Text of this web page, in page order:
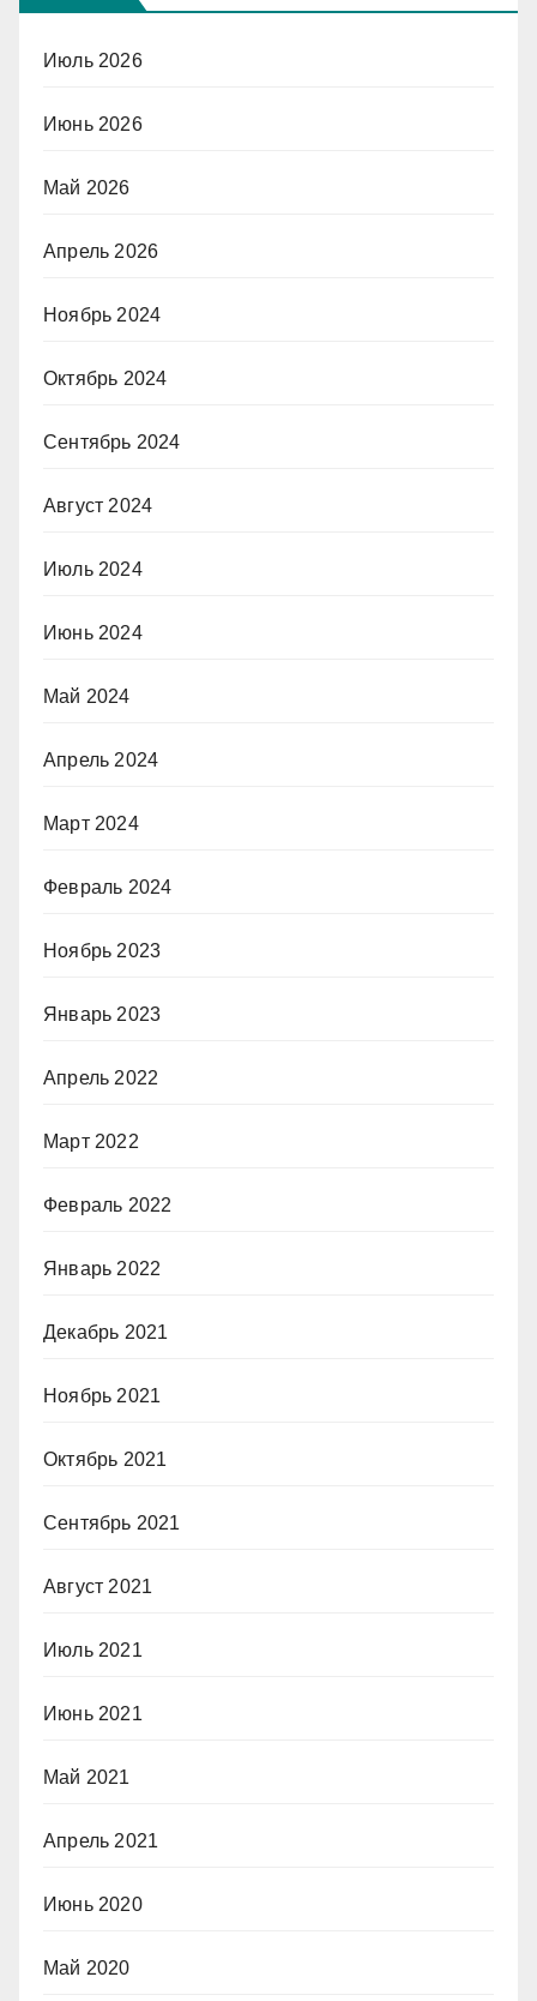
Июль 2026
Июнь 2026
Май 2026
Апрель 2026
Ноябрь 2024
Октябрь 2024
Сентябрь 2024
Август 2024
Июль 2024
Июнь 2024
Май 2024
Апрель 2024
Март 2024
Февраль 2024
Ноябрь 2023
Январь 2023
Апрель 2022
Март 2022
Февраль 2022
Январь 2022
Декабрь 2021
Ноябрь 2021
Октябрь 2021
Сентябрь 2021
Август 2021
Июль 2021
Июнь 2021
Май 2021
Апрель 2021
Июнь 2020
Май 2020